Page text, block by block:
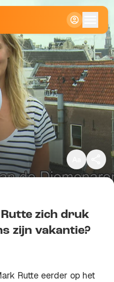
Klein
Standaard
Groot
zich druk
zijn vakantie?
Rutte eerder op het